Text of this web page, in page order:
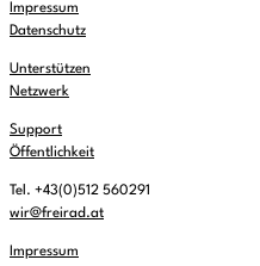
Impressum
Datenschutz
Unterstützen
Netzwerk
Support
Öffentlichkeit
Tel. +43(0)512 560291
wir@freirad.at
Impressum